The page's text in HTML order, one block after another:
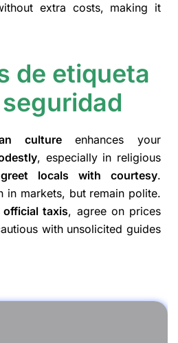
extra costs, making it
de etiqueta
cultureenhances your
, especially in religious
locals with courtesy.
in markets, but remain polite.
official taxis, agree on prices
with unsolicited guides